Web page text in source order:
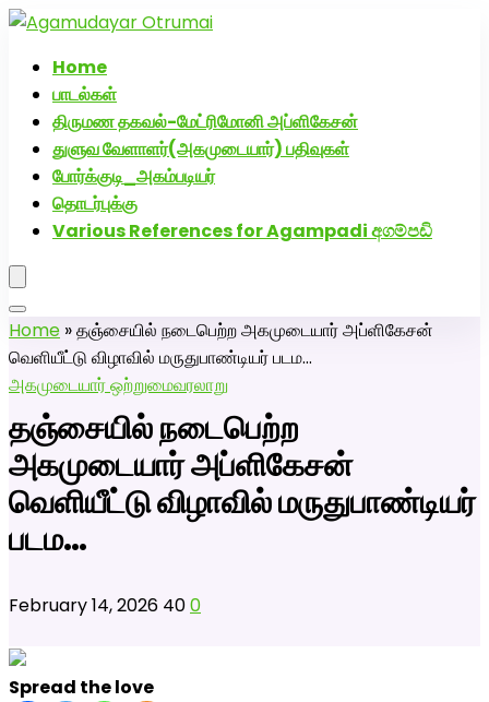
Home
பாடல்கள்
திருமண தகவல்-மேட்ரிமோனி அப்ளிகேசன்
துளுவ வேளாளர்(அகமுடையார்) பதிவுகள்
போர்க்குடி_அகம்படியர்
தொடர்புக்கு
Various References for Agampadi අගම්පඩි
Home »தஞ்சையில் நடைபெற்ற அகமுடையார் அப்ளிகேசன்
வெளியீட்டு விழாவில் மருதுபாண்டியர் படம…
அகமுடையார் ஒற்றுமைவரலாறு
தஞ்சையில் நடைபெற்ற
அகமுடையார் அப்ளிகேசன்
வெளியீட்டு விழாவில் மருதுபாண்டியர்
படம…
February 14, 2026 400
Spread the love
அகமுடையார் திருமண வரன்களுக்கு அகமுடையார்மேட்ரி-